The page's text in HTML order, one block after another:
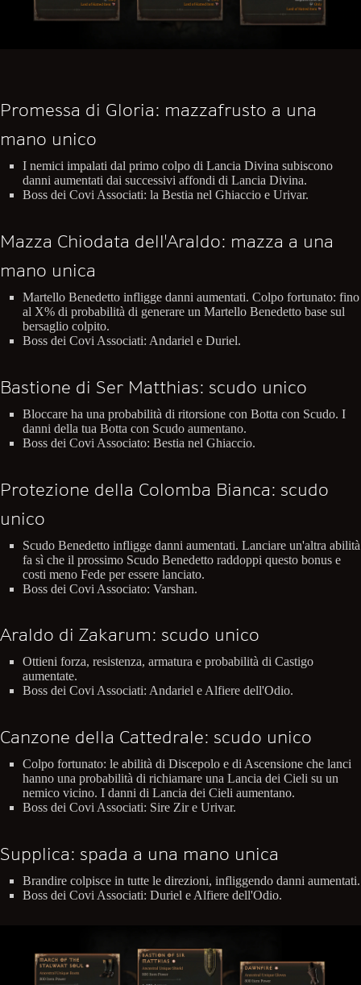
Promessa di Gloria: mazzafrusto a una
mano unico
I nemici impalati dal primo colpo di Lancia Divina subiscono
danni aumentati dai successivi affondi di Lancia Divina.
Boss dei Covi Associati: la Bestia nel Ghiaccio e Urivar.
Mazza Chiodata dell'Araldo: mazza a una
mano unica
Martello Benedetto infligge danni aumentati. Colpo fortunato: fino
al X% di probabilità di generare un Martello Benedetto base sul
bersaglio colpito.
Boss dei Covi Associati: Andariel e Duriel.
Bastione di Ser Matthias: scudo unico
Bloccare ha una probabilità di ritorsione con Botta con Scudo. I
danni della tua Botta con Scudo aumentano.
Boss dei Covi Associato: Bestia nel Ghiaccio.
Protezione della Colomba Bianca: scudo
unico
Scudo Benedetto infligge danni aumentati. Lanciare un'altra abilità
fa sì che il prossimo Scudo Benedetto raddoppi questo bonus e
costi meno Fede per essere lanciato.
Boss dei Covi Associato: Varshan.
Araldo di Zakarum: scudo unico
Ottieni forza, resistenza, armatura e probabilità di Castigo
aumentate.
Boss dei Covi Associati: Andariel e Alfiere dell'Odio.
Canzone della Cattedrale: scudo unico
Colpo fortunato: le abilità di Discepolo e di Ascensione che lanci
hanno una probabilità di richiamare una Lancia dei Cieli su un
nemico vicino. I danni di Lancia dei Cieli aumentano.
Boss dei Covi Associati: Sire Zir e Urivar.
Supplica: spada a una mano unica
Brandire colpisce in tutte le direzioni, infliggendo danni aumentati.
Boss dei Covi Associati: Duriel e Alfiere dell'Odio.